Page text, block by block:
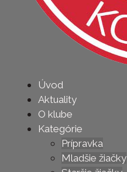
Úvod
Aktuality
O klube
Kategórie
Prípravka
Mladšie žiačky